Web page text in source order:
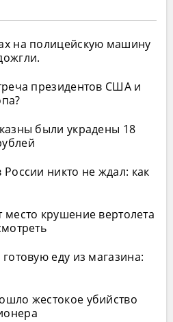
на полицейскую машину
президентов США и
были украдены 18
никто не ждал: как
место крушение вертолета
еду из магазина:
жестокое убийство